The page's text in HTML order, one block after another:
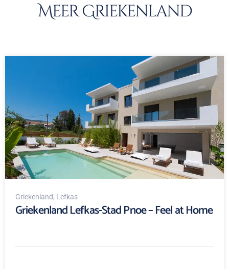
Meer Griekenland
Griekenland, Lefkas
Griekenland Lefkas-Stad Pnoe – Feel at Home